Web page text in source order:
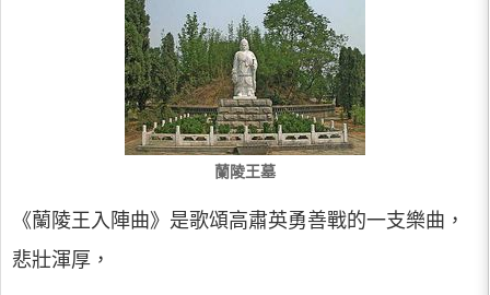
蘭陵王墓
《蘭陵王入陣曲》是歌頌高肅英勇善戰的一支樂曲，
悲壯渾厚，